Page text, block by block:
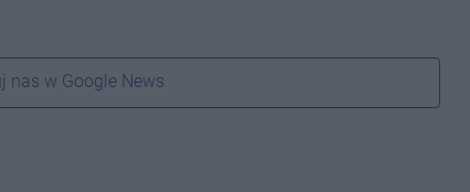
nas w Google News